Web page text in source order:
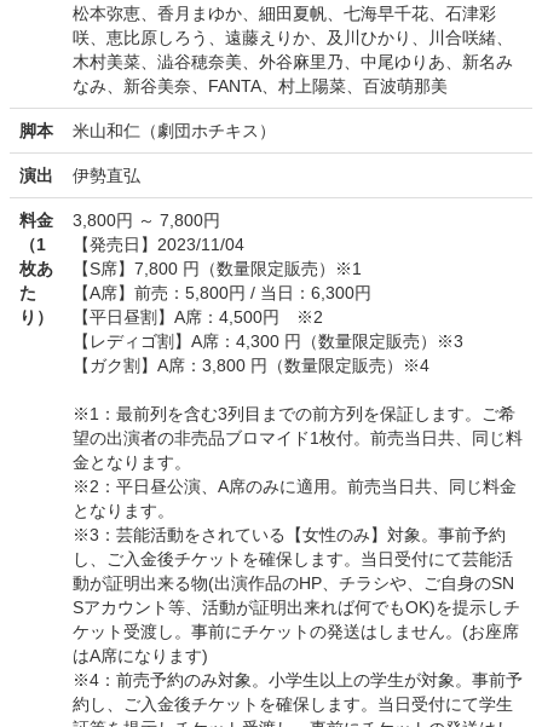
松本弥恵、香月まゆか、細田夏帆、七海早千花、石津彩
咲、恵比原しろう、遠藤えりか、及川ひかり、川合咲緒、
木村美菜、澁谷穂奈美、外谷麻里乃、中尾ゆりあ、新名み
なみ、新谷美奈、FANTA、村上陽菜、百波萌那美
脚本 米山和仁（劇団ホチキス）
演出 伊勢直弘
料金
（1
枚あ
た
り）
3,800円 ～ 7,800円
【発売日】2023/11/04
【S席】7,800 円（数量限定販売）※1
【A席】前売：5,800円 / 当日：6,300円
【平日昼割】A席：4,500円 ※2
【レディゴ割】A席：4,300 円（数量限定販売）※3
【ガク割】A席：3,800 円（数量限定販売）※4
※1：最前列を含む3列目までの前方列を保証します。ご希
望の出演者の非売品ブロマイド1枚付。前売当日共、同じ料
金となります。
※2：平日昼公演、A席のみに適用。前売当日共、同じ料金
となります。
※3：芸能活動をされている【女性のみ】対象。事前予約
し、ご入金後チケットを確保します。当日受付にて芸能活
動が証明出来る物(出演作品のHP、チラシや、ご自身のSN
Sアカウント等、活動が証明出来れば何でもOK)を提示しチ
ケット受渡し。事前にチケットの発送はしません。(お座席
はA席になります)
※4：前売予約のみ対象。小学生以上の学生が対象。事前予
約し、ご入金後チケットを確保します。当日受付にて学生